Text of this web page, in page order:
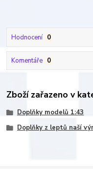
Hodnocení 0
Komentáře 0
Zboží zařazeno v
Doplňky modelů 1:43
Doplňky z leptů naší